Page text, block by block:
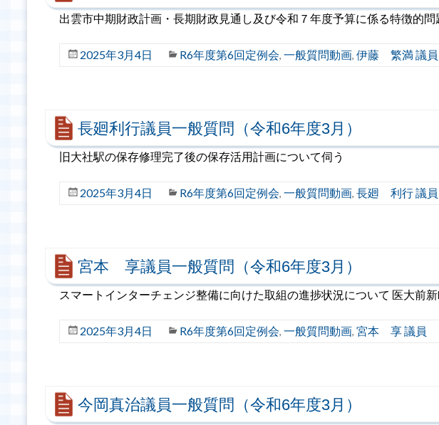
出雲市中期財政計画・長期財政見通し及び令和７年度予算に係る特徴的
2025年3月4日 R6年度第6回定例会, 一般質問動画, 伊藤 繁満 議員
長廻利行議員一般質問（令和6年度3月）
旧大社駅の保存修理完了後の保存活用計画について伺う
2025年3月4日 R6年度第6回定例会, 一般質問動画, 長廻 利行 議員
宮本 享議員一般質問（令和6年度3月）
スマートインターチェンジ整備に向けた取組の進捗状況について 医大前
2025年3月4日 R6年度第6回定例会, 一般質問動画, 宮本 享 議員
今岡真治議員一般質問（令和6年度3月）